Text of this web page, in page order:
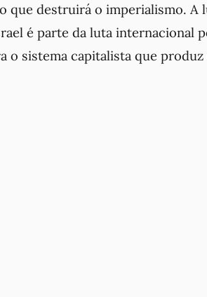
que destruirá o imperialismo. A
é parte da luta internacional
o sistema capitalista que